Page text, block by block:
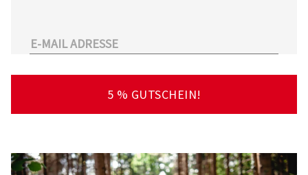
großen Anzahl an Partnertierärzten
finden – deutschlandweit!
5 % GUTSCHEIN!